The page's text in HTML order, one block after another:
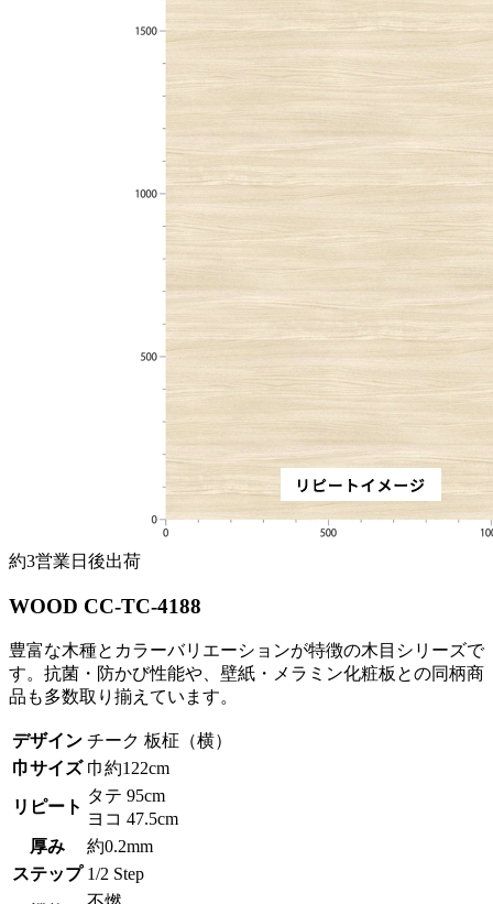
約3営業日後出荷
WOOD CC-TC-4188
豊富な木種とカラーバリエーションが特徴の木目シリーズで
す。抗菌・防かび性能や、壁紙・メラミン化粧板との同柄商
品も多数取り揃えています。
デザイン チーク 板柾（横）
巾サイズ 巾約122cm
リピート
タテ 95cm
ヨコ 47.5cm
厚み
約0.2mm
ステップ 1/2 Step